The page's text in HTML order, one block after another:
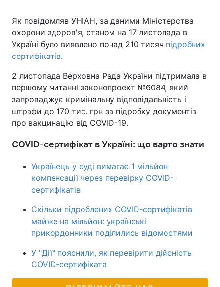
Як повідомляв УНІАН, за даними Міністерства
охорони здоров'я, станом на 17 листопада в
Україні було виявлено понад 210 тисяч підробних
сертифікатів.
2 листопада Верховна Рада України підтримала в
першому читанні законопроект №6084, який
запроваджує кримінальну відповідальність і
штрафи до 170 тис. грн за підробку документів
про вакцинацію від COVID-19.
COVID-сертифікат в Україні: що варто знати
Українець у суді вимагає 1 мільйон
компенсації через перевірку COVID-
сертифікатів
Скільки підроблених COVID-сертифікатів
майже на мільйон: українські
прикордонники поділились відомостями
У "Дії" пояснили, як перевірити дійсність
COVID-сертифіката